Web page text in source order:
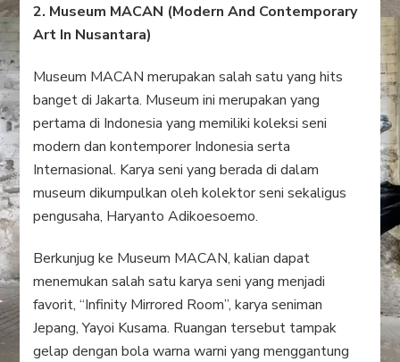
2. Museum MACAN (Modern And Contemporary
Art In Nusantara)
Museum MACAN merupakan salah satu yang hits
banget di Jakarta. Museum ini merupakan yang
pertama di Indonesia yang memiliki koleksi seni
modern dan kontemporer Indonesia serta
Internasional. Karya seni yang berada di dalam
museum dikumpulkan oleh kolektor seni sekaligus
pengusaha, Haryanto Adikoesoemo.
Berkunjug ke Museum MACAN, kalian dapat
menemukan salah satu karya seni yang menjadi
favorit, “Infinity Mirrored Room”, karya seniman
Jepang, Yayoi Kusama. Ruangan tersebut tampak
gelap dengan bola warna warni yang menggantung